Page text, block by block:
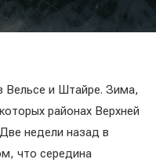
Вельсе и Штайре. Зима,
районах Верхней
недели назад в
что середина